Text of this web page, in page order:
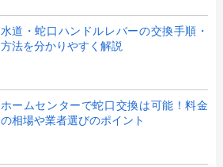
水道・蛇口ハンドルレバーの交換手順・
方法を分かりやすく解説
ホームセンターで蛇口交換は可能！料金
の相場や業者選びのポイント